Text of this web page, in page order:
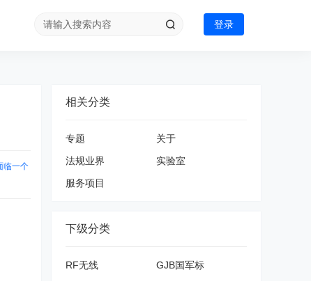
登录
临一个
相关分类
专题
关于
法规业界
实验室
服务项目
下级分类
RF无线
GJB国军标